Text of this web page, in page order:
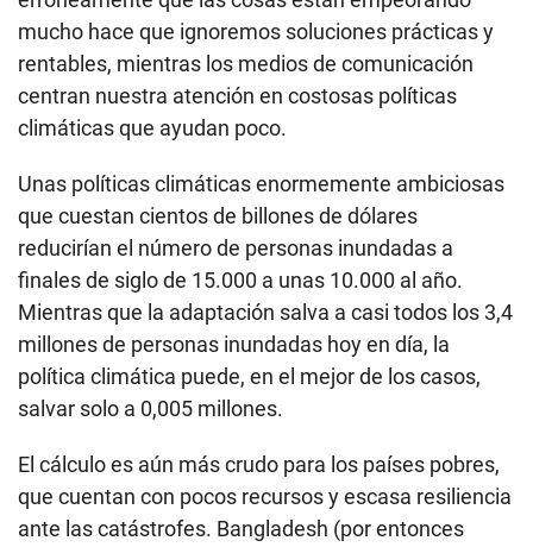
mucho hace que ignoremos soluciones prácticas y
rentables, mientras los medios de comunicación
centran nuestra atención en costosas políticas
climáticas que ayudan poco.
Unas políticas climáticas enormemente ambiciosas
que cuestan cientos de billones de dólares
reducirían el número de personas inundadas a
finales de siglo de 15.000 a unas 10.000 al año.
Mientras que la adaptación salva a casi todos los 3,4
millones de personas inundadas hoy en día, la
política climática puede, en el mejor de los casos,
salvar solo a 0,005 millones.
El cálculo es aún más crudo para los países pobres,
que cuentan con pocos recursos y escasa resiliencia
ante las catástrofes. Bangladesh (por entonces